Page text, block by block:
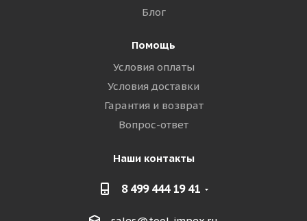
Блог
Помощь
Условия оплаты
Условия доставки
Гарантия и возврат
Вопрос-ответ
Наши контакты
8 499 444 19 41